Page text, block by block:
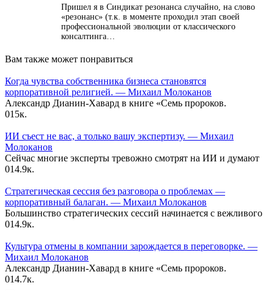
Пришел я в Синдикат резонанса случайно, на слово
«резонанс» (т.к. в моменте проходил этап своей
профессиональной эволюции от классического
консалтинга…
Вам также может понравиться
Когда чувства собственника бизнеса становятся
корпоративной религией. — Михаил Молоканов
Александр Дианин-Хавард в книге «Семь пророков.
015к.
ИИ съест не вас, а только вашу экспертизу. — Михаил
Молоканов
Сейчас многие эксперты тревожно смотрят на ИИ и думают
014.9к.
Стратегическая сессия без разговора о проблемах —
корпоративный балаган. — Михаил Молоканов
Большинство стратегических сессий начинается с вежливого
014.9к.
Культура отмены в компании зарождается в переговорке. —
Михаил Молоканов
Александр Дианин-Хавард в книге «Семь пророков.
014.7к.